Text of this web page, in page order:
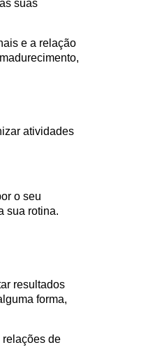
suas
e a relação
atividades
o seu
sua rotina.
resultados
forma,
relações de